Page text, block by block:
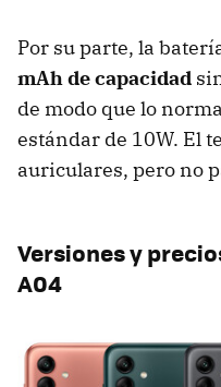
Por su parte, la
mAh de capacidad
de modo que lo
estándar de 10W. El
auriculares, pero no
Versiones y
A04